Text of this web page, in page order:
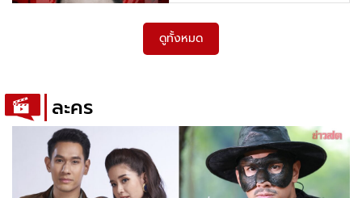
ดูทั้งหมด
ละคร